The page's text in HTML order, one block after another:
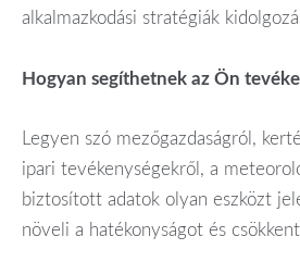
alkalmazkodási stratégiák
Hogyan segíthetnek az Ön
Legyen szó mezőgazdaságról,
ipari tevékenységekről, a
biztosított adatok olyan eszközt
növeli a hatékonyságot és